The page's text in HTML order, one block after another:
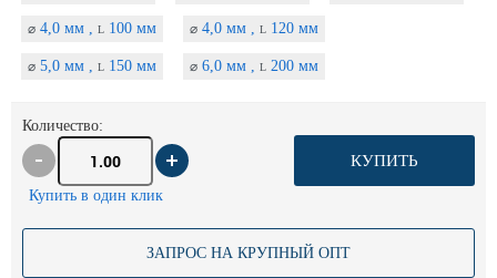
⌀ 4,0 мм , L 100 мм ⌀ 4,0 мм , L 120 мм
⌀ 5,0 мм , L 150 мм ⌀ 6,0 мм , L 200 мм
Количество:
КУПИТЬ
Купить в один клик
ЗАПРОС НА КРУПНЫЙ ОПТ